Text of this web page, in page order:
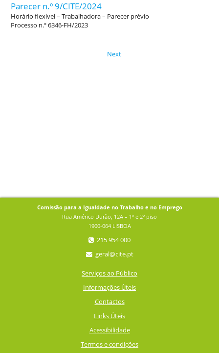
Parecer n.º 9/CITE/2024
Horário flexível – Trabalhadora – Parecer prévio
Processo n.º 6346-FH/2023
Next
Comissão para a Igualdade no Trabalho e no Emprego
Rua Américo Durão, 12A – 1º e 2º piso
1900-064 LISBOA
215 954 000
geral@cite.pt
Serviços ao Público
Informações Úteis
Contactos
Links Úteis
Acessibilidade
Termos e condições